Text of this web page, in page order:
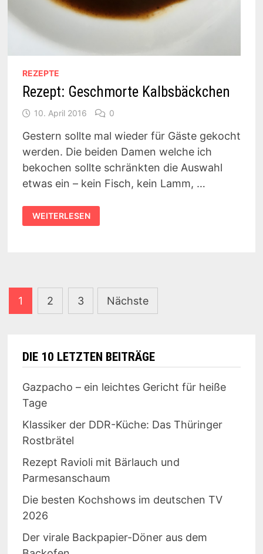
REZEPTE
Rezept: Geschmorte Kalbsbäckchen
10. April 2016 0
Gestern sollte mal wieder für Gäste gekocht
werden. Die beiden Damen welche ich
bekochen sollte schränkten die Auswahl
etwas ein – kein Fisch, kein Lamm, …
REZEPT:
GESCHMORTE
KALBSBÄCKCHEN
WEITERLESEN
Seitennummerierung
der
1 2 3 Nächste
DIE 10 LETZTEN BEITRÄGE
Gazpacho – ein leichtes Gericht für heiße
Tage
Klassiker der DDR-Küche: Das Thüringer
Rostbrätel
Rezept Ravioli mit Bärlauch und
Parmesanschaum
Die besten Kochshows im deutschen TV
2026
Der virale Backpapier-Döner aus dem